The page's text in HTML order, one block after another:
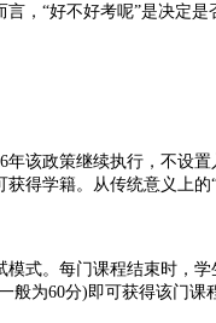
言，“好不好考呢”是决定
政策继续执行，不设置
得学籍。从传统意义上
。每门课程结束时，学
为60分)即可获得该门课